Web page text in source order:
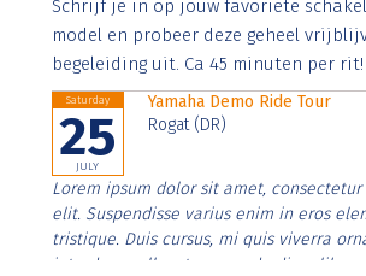
imperdiet. Nunc ut sem vitae risus
Schrijf je in op jouw favoriete
model en probeer deze geheel
begeleiding uit. Ca 45 minuten per rit!
Saturday
25
JULY
Yamaha Demo Ride Tour
Rogat (DR)
Lorem ipsum dolor sit amet, consectetur
elit. Suspendisse varius enim in eros
tristique. Duis cursus, mi quis viverra
interdum nulla, ut commodo diam libero